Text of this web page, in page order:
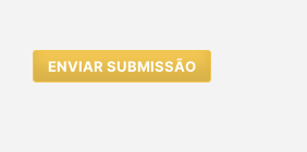
ENVIAR SUBMISSÃO